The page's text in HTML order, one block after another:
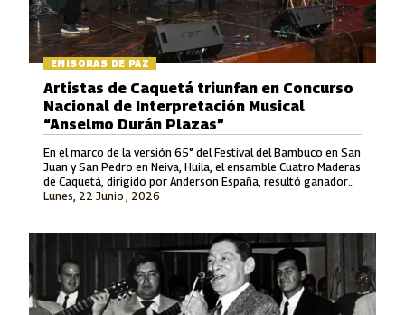
EMISORAS DE PAZ
Lunes, 22 Junio , 2026
Artistas de Caquetá triunfan en Concurso
Nacional de Interpretación Musical
“Anselmo Durán Plazas”
En el marco de la versión 65° del Festival del Bambuco en San
Juan y San Pedro en Neiva, Huila, el ensamble Cuatro Maderas
de Caquetá, dirigido por Anderson España, resultó ganador
en la Modalidad Vocal.